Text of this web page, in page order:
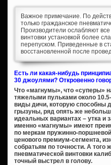
Важное примечание. По
только гражданское
Производители ослабляют
винтовки установкой более
перепуском. Приведенные в
восстановленной после
Есть ли какая-нибудь
30 джоулями? Откровенно
Что «магнумы», что «суперы»
тяжелыми пульками около
виды дичи, которую способны
грызуны, ряд опять же
идеальных вариантах – утка и
именно «магнумы» имеют
по меркам пружинно-
ценового премиум-сегмента,
собратьям по точности. А того
пневматической винтовки
точный выстрел в голову.